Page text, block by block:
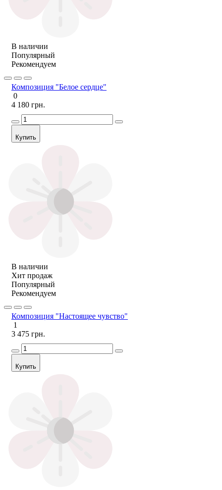
В наличии
Популярный
Рекомендуем
Композиция "Белое сердце"
0
4 180 грн.
Купить
В наличии
Хит продаж
Популярный
Рекомендуем
Композиция "Настоящее чувство"
1
3 475 грн.
Купить